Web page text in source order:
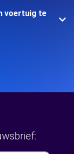
voertuig te